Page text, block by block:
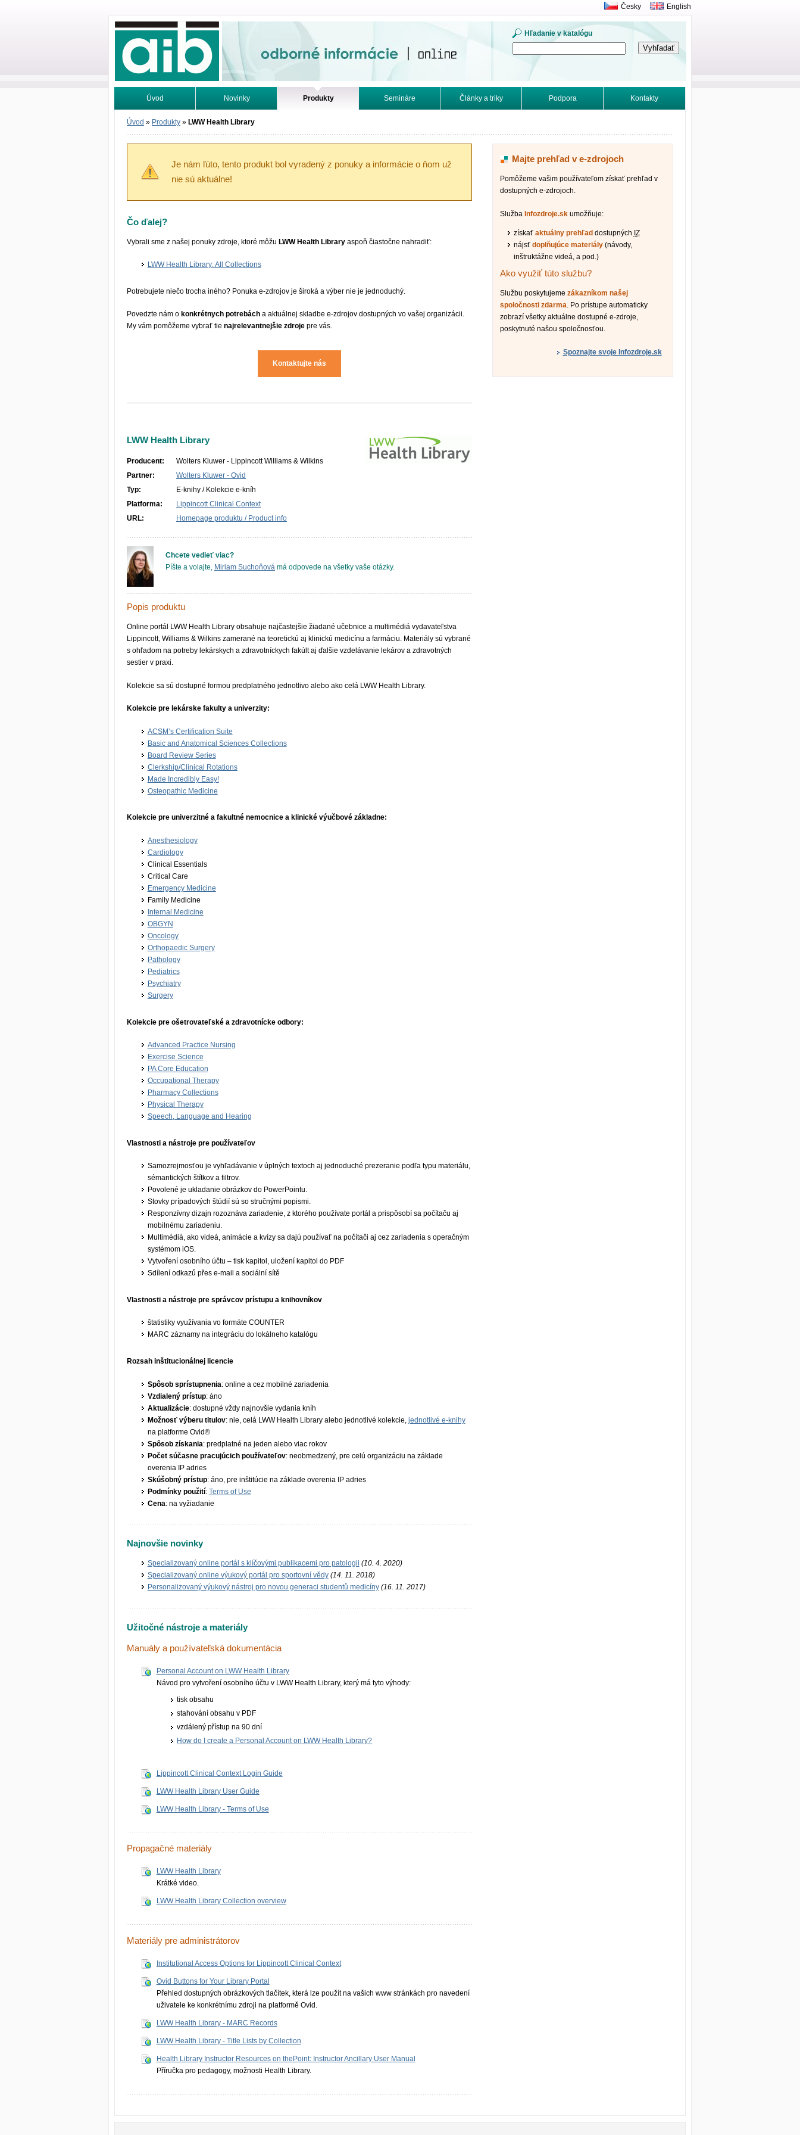
Odborné informácie. Online.
Hľadanie v katalógu
Česky English
Úvod Novinky Produkty Semináre Články a triky Podpora Kontakty
Vyhľadávanie Tutoriály
Úvod » Produkty » LWW Health Library
Je nám ľúto, tento produkt bol vyradený z ponuky a informácie o ňom už
nie sú aktuálne!
Čo ďalej?
Vybrali sme z našej ponuky zdroje, ktoré môžu LWW Health Library aspoň čiastočne nahradiť:
LWW Health Library: All Collections
Potrebujete niečo trocha iného? Ponuka e-zdrojov je široká a výber nie je jednoduchý.
Povedzte nám o konkrétnych potrebách a aktuálnej skladbe e-zdrojov dostupných vo vašej organizácii.
My vám pomôžeme vybrať tie najrelevantnejšie zdroje pre vás.
Kontaktujte nás
LWW Health Library
Producent:
Wolters Kluwer - Lippincott Williams & Wilkins
Partner:
Wolters Kluwer - Ovid
Typ:
E-knihy / Kolekcie e-kníh
Platforma:
Lippincott Clinical Context
URL:
Homepage produktu / Product info
Chcete vedieť viac?
Píšte a volajte, Miriam Suchoňová má odpovede na všetky vaše otázky.
Popis produktu
Online portál LWW Health Library obsahuje najčastejšie žiadané učebnice a multimédiá vydavateľstva
Lippincott, Williams & Wilkins zamerané na teoretickú aj klinickú medicínu a farmáciu. Materiály sú vybrané
s ohľadom na potreby lekárskych a zdravotníckych fakúlt aj ďalšie vzdelávanie lekárov a zdravotných
sestier v praxi.
Kolekcie sa sú dostupné formou predplatného jednotlivo alebo ako celá LWW Health Library.
Kolekcie pre lekárske fakulty a univerzity:
ACSM’s Certifi­cation Suite
Basic and Anatomical Sciences Collections
Board Review Series
Clerkship/Clinical Rotations
Made Incredibly Easy!
Osteopathic Medicine
Kolekcie pre univerzitné a fakultné nemocnice a klinické výučbové základne:
Anesthesiology
Cardiology
Clinical Essentials
Critical Care
Emergency Medicine
Family Medicine
Internal Medicine
OBGYN
Oncology
Orthopaedic Surgery
Pathology
Pediatrics
Psychiatry
Surgery
Kolekcie pre ošetrovateľské a zdravotnícke odbory:
Advanced Practice Nursing
Exercise Science
PA Core Education
Occupational Therapy
Pharmacy Collections
Physical Therapy
Speech, Language and Hearing
Vlastnosti a nástroje pre používateľov
Samozrejmosťou je vyhľadávanie v úplných textoch aj jednoduché prezeranie podľa typu materiálu,
sémantických štítkov a filtrov.
Povolené je ukladanie obrázkov do PowerPointu.
Stovky prípadových štúdií sú so stručnými popismi.
Responzívny dizajn rozoznáva zariadenie, z ktorého používate portál a prispôsobí sa počítaču aj
mobilnému zariadeniu.
Multimédiá, ako videá, animácie a kvízy sa dajú používať na počítači aj cez zariadenia s operačným
systémom iOS.
Vytvoření osobního účtu – tisk kapitol, uložení kapitol do PDF
Sdílení odkazů přes e-mail a sociální sítě
Vlastnosti a nástroje pre správcov prístupu a knihovníkov
štatistiky využívania vo formáte COUNTER
MARC záznamy na integráciu do lokálneho katalógu
Rozsah inštitucionálnej licencie
Spôsob sprístupnenia: online a cez mobilné zariadenia
Vzdialený prístup: áno
Aktualizácie: dostupné vždy najnovšie vydania kníh
Možnosť výberu titulov: nie, celá LWW Health Library alebo jednotlivé kolekcie, jednotlivé e-knihy
na platforme Ovid®
Spôsob získania: predplatné na jeden alebo viac rokov
Počet súčasne pracujúcich používateľov: neobmedzený, pre celú organizáciu na základe
overenia IP adries
Skúšobný prístup: áno, pre inštitúcie na základe overenia IP adries
Podmínky použití: Terms of Use
Cena: na vyžiadanie
Najnovšie novinky
Specializovaný online portál s klíčovými publikacemi pro patologii (10. 4. 2020)
Specializovaný online výukový portál pro sportovní vědy (14. 11. 2018)
Personalizovaný výukový nástroj pro novou generaci studentů medicíny (16. 11. 2017)
Užitočné nástroje a materiály
Manuály a používateľská dokumentácia
Personal Account on LWW Health Library
Návod pro vytvoření osobního účtu v LWW Health Library, který má tyto výhody:
tisk obsahu
stahování obsahu v PDF
vzdálený přístup na 90 dní
How do I create a Personal Account on LWW Health Library?
Lippincott Clinical Context Login Guide
LWW Health Library User Guide
LWW Health Library - Terms of Use
Propagačné materiály
LWW Health Library
Krátké video.
LWW Health Library Collection overview
Materiály pre administrátorov
Institutional Access Options for Lippincott Clinical Context
Ovid Buttons for Your Library Portal
Přehled dostupných obrázkových tlačítek, která lze použít na vašich www stránkách pro navedení
uživatele ke konkrétnímu zdroji na platformě Ovid.
LWW Health Library - MARC Records
LWW Health Library - Title Lists by Collection
Health Library Instructor Resources on thePoint: Instructor Ancillary User Manual
Příručka pro pedagogy, možnosti Health Library.
Majte prehľad v e-zdrojoch
Pomôžeme vašim používateľom získať prehľad v
dostupných e-zdrojoch.
SlužbaInfozdroje.sk umožňuje:
získať aktuálny prehľad dostupných IZ
nájsť doplňujúce materiály(návody,
inštruktážne videá, a pod.)
Ako využiť túto službu?
Službu poskytujemezákazníkom našej
spoločnosti zdarma. Po prístupe automaticky
zobrazí všetky aktuálne dostupné e-zdroje,
poskytnuté našou spoločnosťou.
Spoznajte svoje Infozdroje.sk